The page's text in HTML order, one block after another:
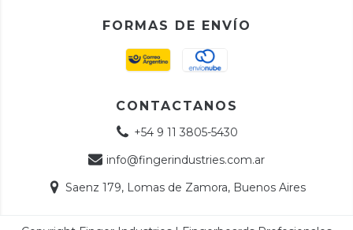
FORMAS DE ENVÍO
CONTACTANOS
+54 9 11 3805-5430
info@fingerindustries.com.ar
Saenz 179, Lomas de Zamora, Buenos Aires